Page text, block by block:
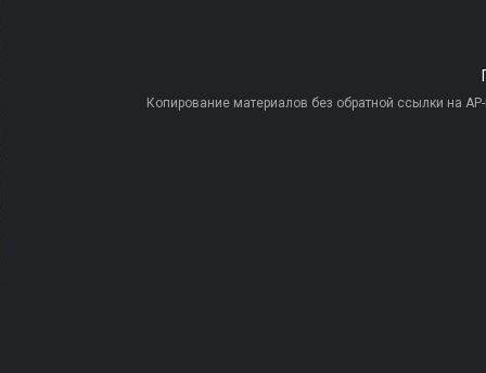
Копирование материалов без обратной ссылки на